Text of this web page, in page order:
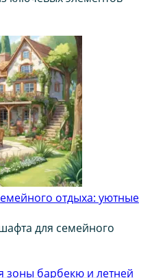
отдыха: уютные
для семейного